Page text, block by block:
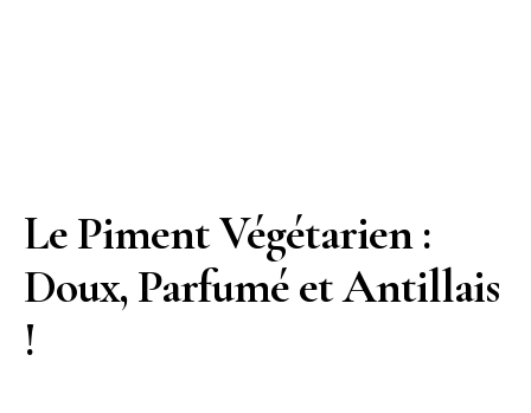
Le Piment Végétarien :
Doux, Parfumé et Antillais
!